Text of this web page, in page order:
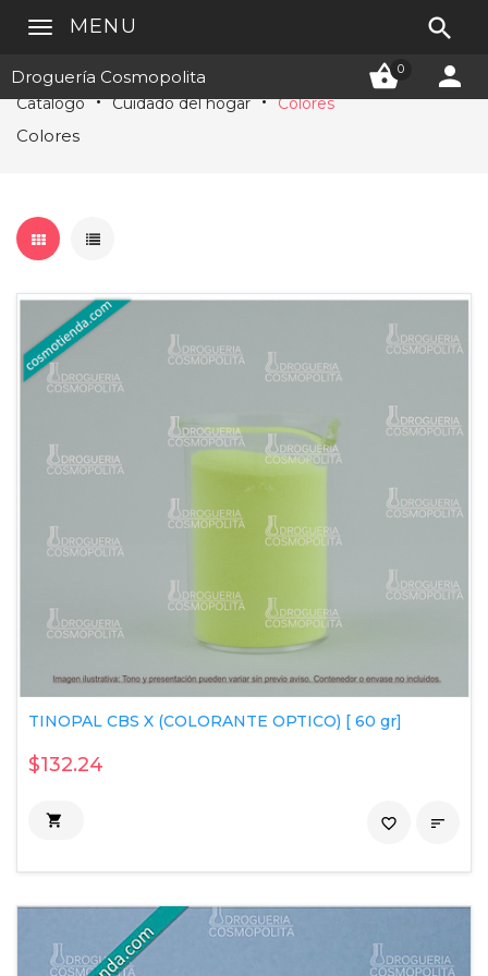
Droguería Cosmopolita 0 
MENU 
Catálogo Cuidado del hogar Colores
Colores
TINOPAL CBS X (COLORANTE OPTICO) [ 60 gr]
$132.24
 
favorite_border